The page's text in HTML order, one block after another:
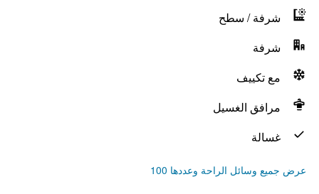
شرفة / سطح
شرفة
مع تكييف
مرافق الغسيل
غسالة
عرض جميع وسائل الراحة وعددها 100